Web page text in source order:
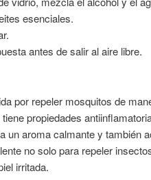
esenciales.
antes de salir al aire libre.
por repeler mosquitos de
tiene propiedades
un aroma calmante y también
no solo para repeler
irritada.